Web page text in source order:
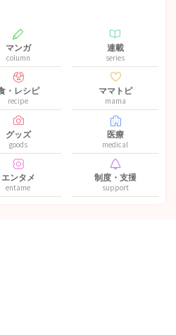
マンガ
column
連載
series
・レシピ
recipe
ママトピ
mama
グッズ
goods
医療
medical
エンタメ
entame
制度・支援
support